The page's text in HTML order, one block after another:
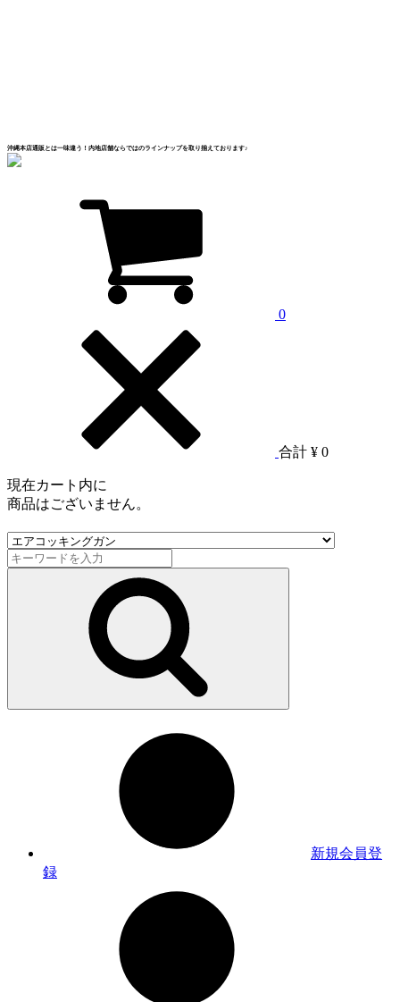
沖縄本店通販とは一味違う！内地店舗ならではのラインナップを取り揃えております♪
0
合計 ¥ 0
現在カート内に
商品はございません。
新規会員登
録